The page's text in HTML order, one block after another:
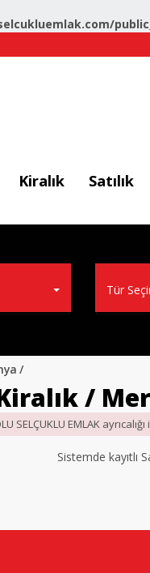
Kiralık Satılık
Tür
/
/
EMLAK ayrıcalığı
Sistemde kayıtlı